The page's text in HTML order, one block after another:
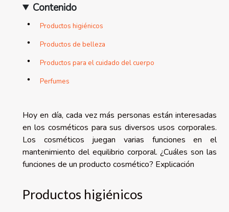
Contenido
Productos higiénicos
Productos de belleza
Productos para el cuidado del cuerpo
Perfumes
Hoy en día, cada vez más personas están interesadas
en los cosméticos para sus diversos usos corporales.
Los cosméticos juegan varias funciones en el
mantenimiento del equilibrio corporal. ¿Cuáles son las
funciones de un producto cosmético? Explicación
Productos higiénicos